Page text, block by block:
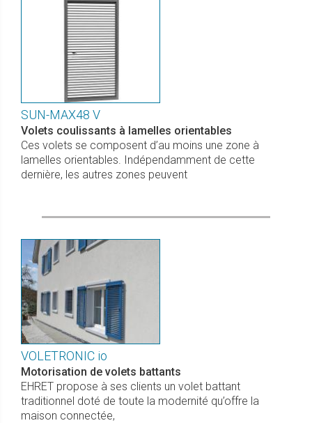
SUN-MAX48 V
Volets coulissants à lamelles orientables
Ces volets se composent d’au moins une zone à
lamelles orientables. Indépendamment de cette
dernière, les autres zones peuvent
VOLETRONIC io
Motorisation de volets battants
EHRET propose à ses clients un volet battant
traditionnel doté de toute la modernité qu’offre la
maison connectée,